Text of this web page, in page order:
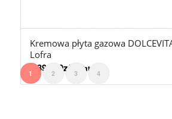
Kremowa płyta gazowa
Lofra
4.399,00zł z Vat
1 2 3 4